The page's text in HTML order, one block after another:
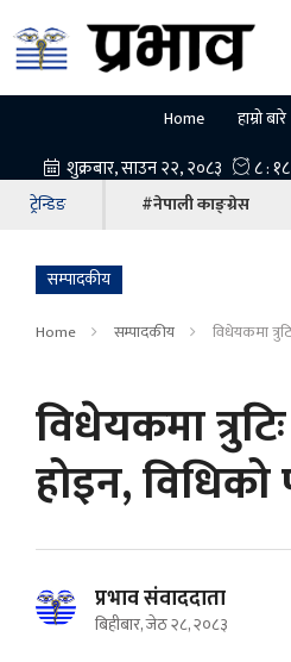
Home हाम्रो बारे
ट्रेन्डिङ #नेपाली काङ्ग्रेस
सम्पादकीय
Home सम्पादकीय विधेयकमा
विधेयकमा
होइन,
प्रभाव संवाददाता
बिहीबार, जेठ २८, २०८३